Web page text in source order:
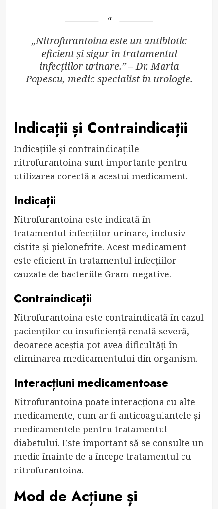
„Nitrofurantoina este un antibiotic
eficient și sigur în tratamentul
infecțiilor urinare.” – Dr. Maria
Popescu, medic specialist în urologie.
Indicații și Contraindicații
Indicațiile și contraindicațiile
nitrofurantoina sunt importante pentru
utilizarea corectă a acestui medicament.
Indicații
Nitrofurantoina este indicată în
tratamentul infecțiilor urinare, inclusiv
cistite și pielonefrite. Acest medicament
este eficient în tratamentul infecțiilor
cauzate de bacteriile Gram-negative.
Contraindicații
Nitrofurantoina este contraindicată în cazul
pacienților cu insuficiență renală severă,
deoarece aceștia pot avea dificultăți în
eliminarea medicamentului din organism.
Interacțiuni medicamentoase
Nitrofurantoina poate interacționa cu alte
medicamente, cum ar fi anticoagulantele și
medicamentele pentru tratamentul
diabetului. Este important să se consulte un
medic înainte de a începe tratamentul cu
nitrofurantoina.
Mod de Acțiune și